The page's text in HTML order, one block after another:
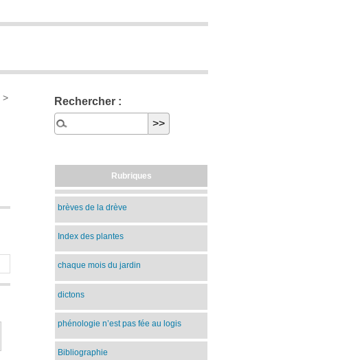
>
Rechercher :
Rubriques
brèves de la drève
Index des plantes
chaque mois du jardin
dictons
phénologie n’est pas fée au logis
Bibliographie